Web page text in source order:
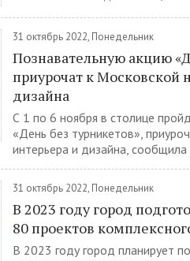
31 октябрь 2022, Понедельник
Познавательную акцию
приурочат к Московской
дизайна
С 1 по 6 ноября в столице
«День без турникетов»,
интерьера и дизайна,
31 октябрь 2022, Понедельник
В 2023 году город
80 проектов
В 2023 году город планирует